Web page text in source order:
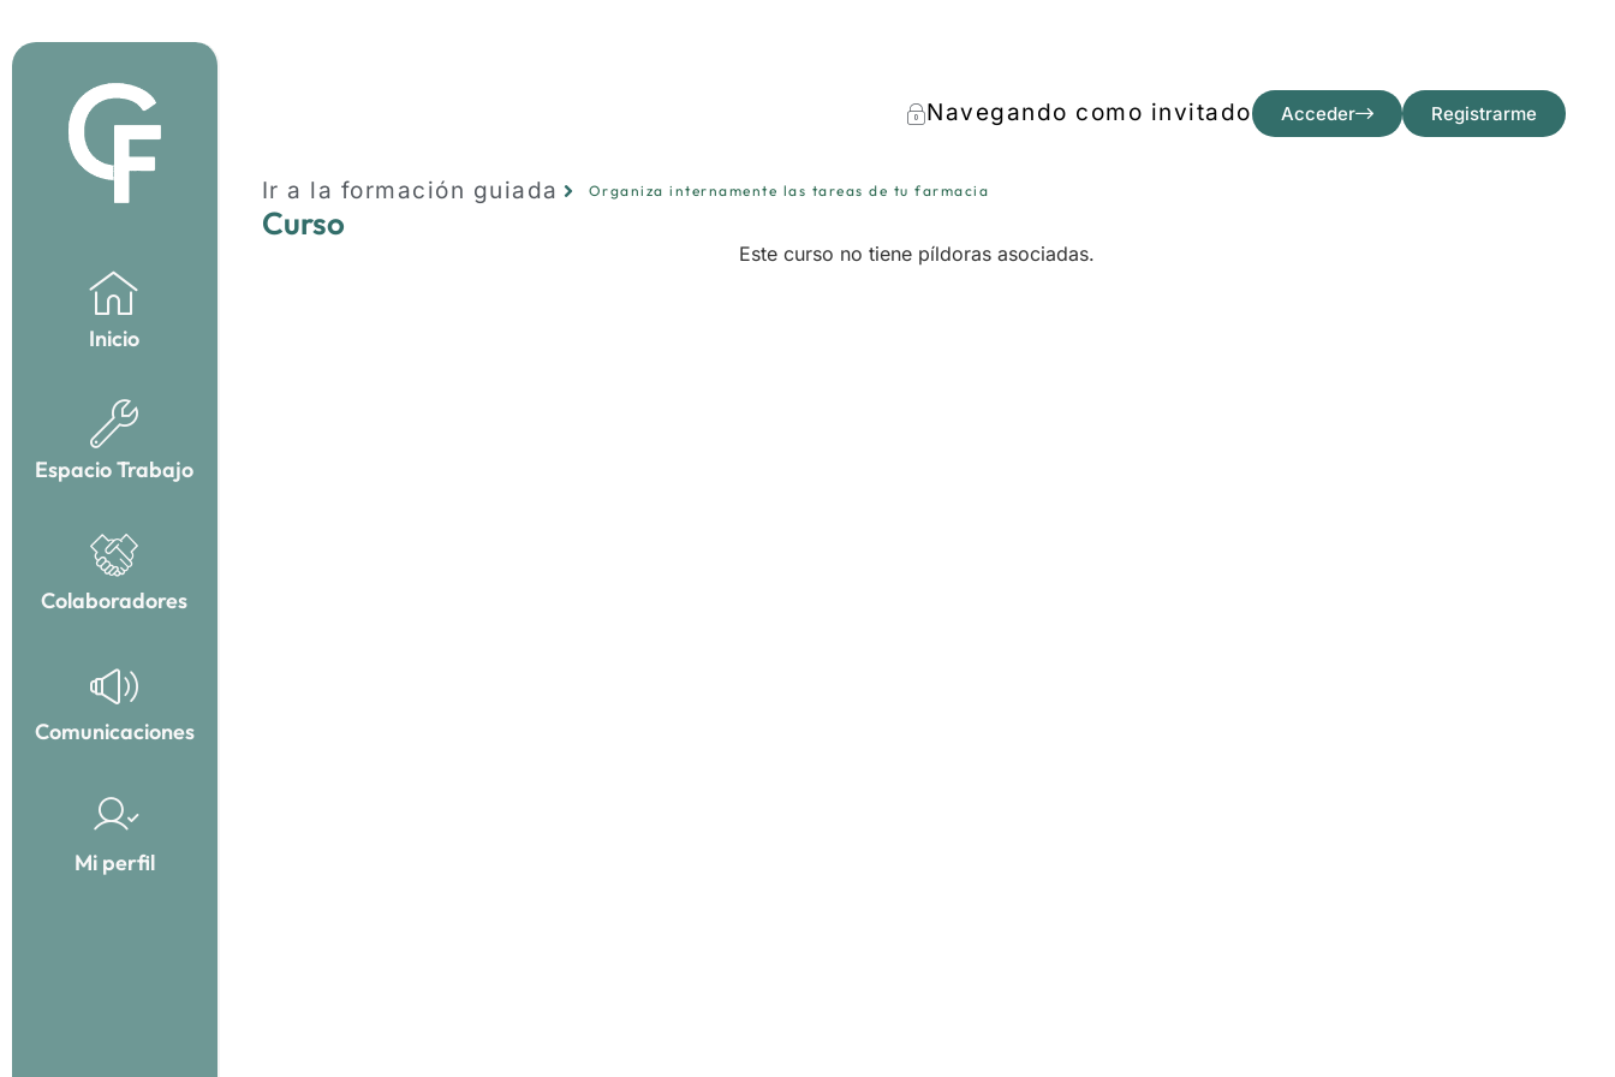
Inicio
Espacio Trabajo
Colaboradores
Comunicaciones
Mi perfil
Navegando como invitado Acceder Registrarme
Ir a la formación guiada Organiza internamente las tareas de tu farmacia
Curso
Este curso no tiene píldoras asociadas.